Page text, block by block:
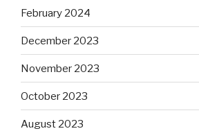
February 2024
December 2023
November 2023
October 2023
August 2023